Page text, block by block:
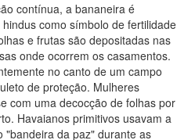
contínua, a bananeira é
como símbolo de fertilidade
e frutas são depositadas nas
onde ocorrem os casamentos.
no canto de um campo
de proteção. Mulheres
com uma decocção de folhas por
Havaianos primitivos usavam a
"bandeira da paz" durante as